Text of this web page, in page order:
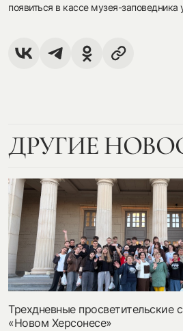
появиться в кассе музея-
ДРУГИЕ
Трехдневные просветительские
«Новом Херсонесе»